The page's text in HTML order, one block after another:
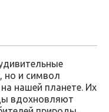
но и символ
нашей планете. Их
вдохновляют